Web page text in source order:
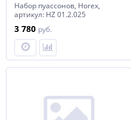
Набор пуассонов, Horex,
артикул: HZ 01.2.025
3 780 руб.